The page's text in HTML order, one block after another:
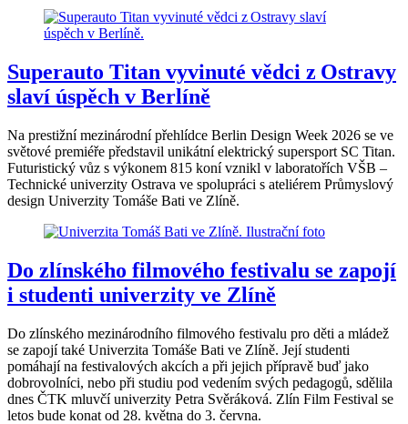
Superauto Titan vyvinuté vědci z Ostravy
slaví úspěch v Berlíně
Na prestižní mezinárodní přehlídce Berlin Design Week 2026 se ve
světové premiéře představil unikátní elektrický supersport SC Titan.
Futuristický vůz s výkonem 815 koní vznikl v laboratořích VŠB –
Technické univerzity Ostrava ve spolupráci s ateliérem Průmyslový
design Univerzity Tomáše Bati ve Zlíně.
Do zlínského filmového festivalu se zapojí
i studenti univerzity ve Zlíně
Do zlínského mezinárodního filmového festivalu pro děti a mládež
se zapojí také Univerzita Tomáše Bati ve Zlíně. Její studenti
pomáhají na festivalových akcích a při jejich přípravě buď jako
dobrovolníci, nebo při studiu pod vedením svých pedagogů, sdělila
dnes ČTK mluvčí univerzity Petra Svěráková. Zlín Film Festival se
letos bude konat od 28. května do 3. června.